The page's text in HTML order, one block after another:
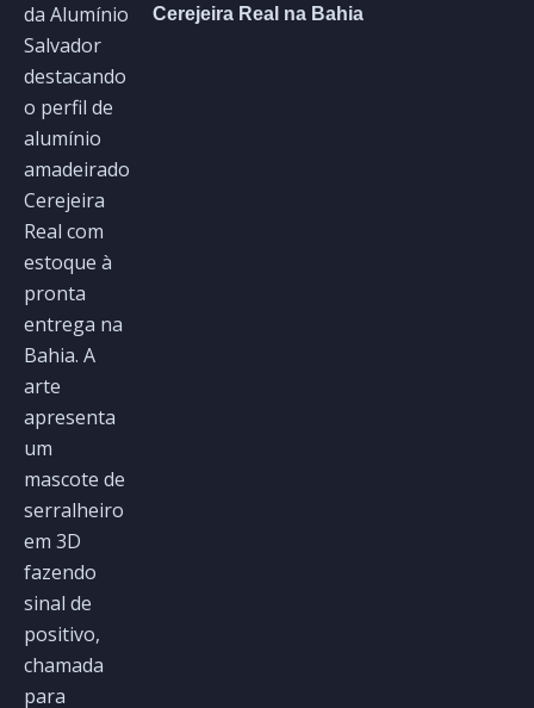
Cerejeira Real na Bahia